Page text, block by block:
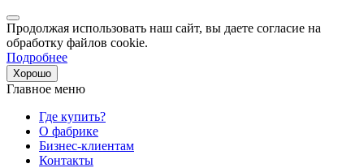
Продолжая использовать наш сайт, вы даете согласие на
обработку файлов cookie.
Подробнее
Хорошо
Главное меню
Где купить?
О фабрике
Бизнес-клиентам
Контакты